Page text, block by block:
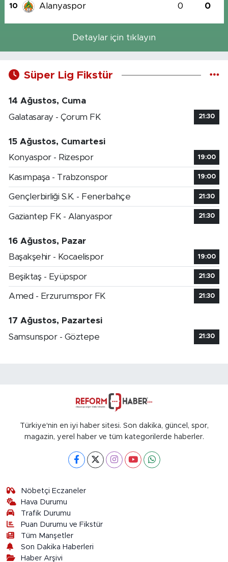
10 Alanyaspor 0 0
Detaylar için tıklayın
Süper Lig Fikstür
14 Ağustos, Cuma
Galatasaray - Çorum FK
21:30
15 Ağustos, Cumartesi
Konyaspor - Rizespor
19:00
Kasımpaşa - Trabzonspor 19:00
Gençlerbirliği S.K. - Fenerbahçe 21:30
Gaziantep FK - Alanyaspor 21:30
16 Ağustos, Pazar
Başakşehir - Kocaelispor
19:00
Beşiktaş - Eyüpspor 21:30
Amed - Erzurumspor FK 21:30
17 Ağustos, Pazartesi
Samsunspor - Göztepe
21:30
Türkiye'nin en iyi haber sitesi. Son dakika, güncel, spor,
magazin, yerel haber ve tüm kategorilerde haberler.
Nöbetçi Eczaneler
Hava Durumu
Trafik Durumu
Puan Durumu ve Fikstür
Tüm Manşetler
Son Dakika Haberleri
Haber Arşivi